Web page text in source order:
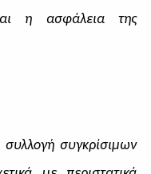
η ασφάλεια της
συγκρίσιμων